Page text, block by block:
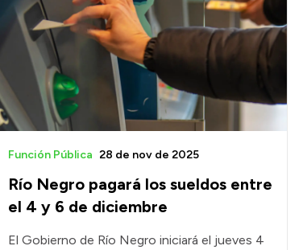
Río Negro pagará los sueldos entre
el 4 y 6 de diciembre
Función Pública 28 de nov de 2025
El Gobierno de Río Negro iniciará el jueves 4